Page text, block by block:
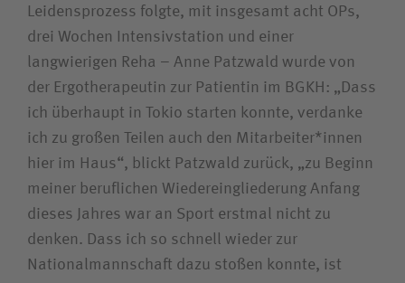
Leidensprozess folgte, mit insgesamt acht OPs,
drei Wochen Intensivstation und einer
langwierigen Reha – Anne Patzwald wurde von
der Ergotherapeutin zur Patientin im BGKH: „Dass
ich überhaupt in Tokio starten konnte, verdanke
ich zu großen Teilen auch den Mitarbeiter*innen
hier im Haus“, blickt Patzwald zurück, „zu Beginn
meiner beruflichen Wiedereingliederung Anfang
dieses Jahres war an Sport erstmal nicht zu
denken. Dass ich so schnell wieder zur
Nationalmannschaft dazu stoßen konnte, ist